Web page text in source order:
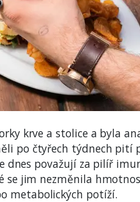
krve a stolice a byla
po čtyřech týdnech pití
dnes považují za pilíř
se jim nezměnila
metabolických potíží.